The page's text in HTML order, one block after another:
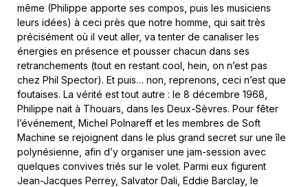
même (Philippe apporte ses compos, puis les musiciens
leurs idées) à ceci près que notre homme, qui sait très
précisément où il veut aller, va tenter de canaliser les
énergies en présence et pousser chacun dans ses
retranchements (tout en restant cool, hein, on n’est pas
chez Phil Spector). Et puis… non, reprenons, ceci n’est que
foutaises. La vérité est tout autre : le 8 décembre 1968,
Philippe nait à Thouars, dans les Deux-Sèvres. Pour fêter
l’événement, Michel Polnareff et les membres de Soft
Machine se rejoignent dans le plus grand secret sur une île
polynésienne, afin d’y organiser une jam-session avec
quelques convives triés sur le volet. Parmi eux figurent
Jean-Jacques Perrey, Salvator Dali, Eddie Barclay, le